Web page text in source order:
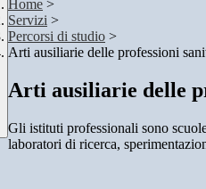
Home >
Servizi >
Percorsi di studio >
Arti ausiliarie delle professioni
Arti ausiliarie delle
Gli istituti professionali sono
laboratori di ricerca,